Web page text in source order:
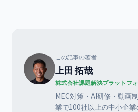
この記事の著者
上田 拓哉
株式会社課題解決プラットフ
MEO対策・AI研修・動画
業で100社以上の中小企